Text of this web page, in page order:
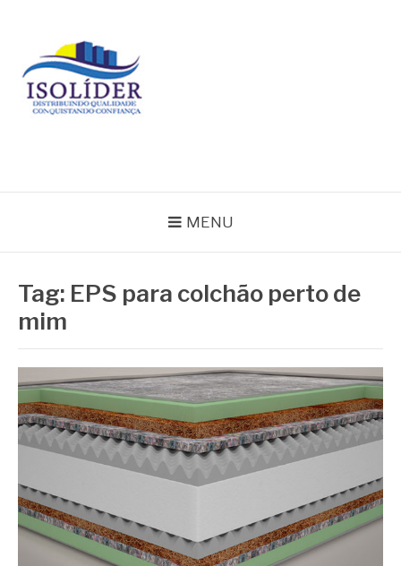
conteúdo
MENU
Tag: EPS para colchão perto de
mim